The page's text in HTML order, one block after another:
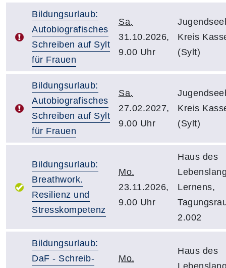
Bildungsurlaub:
Autobiografisches
Schreiben auf Sylt
für Frauen
Sa.
31.10.2026,
9.00 Uhr
Kreis
(Sylt)
Bildungsurlaub:
Autobiografisches
Schreiben auf Sylt
für Frauen
Sa.
27.02.2027,
9.00 Uhr
Kreis
(Sylt)
Bildungsurlaub:
Breathwork.
Resilienz und
Stresskompetenz
Mo.
23.11.2026,
9.00 Uhr
Haus des
Lernens,
2.002
Bildungsurlaub:
DaF - Schreib-
Mo.
Haus des